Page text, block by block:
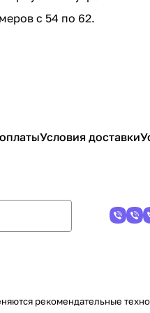
с 54 по 62.
Условия доставки
рекомендательные